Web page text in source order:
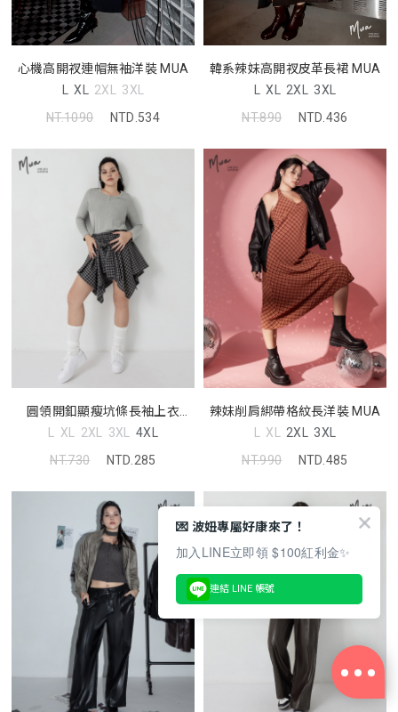
心機高開衩連帽無袖洋裝 MUA
L XL 2XL 3XL
NT.1090
NTD.534
韓系辣妹高開衩皮革長裙 MUA
L XL 2XL 3XL
NT.890
NTD.436
圓領開釦顯瘦坑條長袖上衣
MUA
L XL 2XL 3XL 4XL
NT.730
NTD.285
辣妹削肩綁帶格紋長洋裝 MUA
L XL 2XL 3XL
NT.990
NTD.485
💌 波妞專屬好康來了！
加入LINE立即領 $100紅利金✨
連結 LINE 帳號